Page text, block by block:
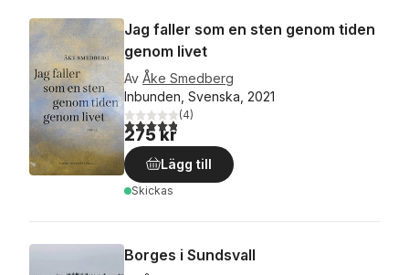
Jag faller som en sten genom tiden
genom livet
Av Åke Smedberg
Inbunden, Svenska, 2021
4,8utav 5 stjärnor. Totalt antal röster:
(4)
275 kr
Lägg till
Skickas
Borges i Sundsvall